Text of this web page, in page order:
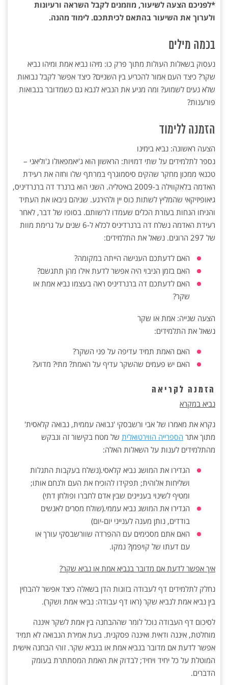
*לפניכם הצעה לשיעור, מוזמנים לקבל השראה ורעיונות
ולערוך את השיעור בהתאם לכיתתכם. לימוד מהנה.
בכמה מילים
נעסוק בשאלות העולות מתוך פרק כו: מיהו נביא אמת ומיהו נביא
שקר? כיצד העם אמור להכריע בין ‏השניים? כיצד אפשר לקבל נבואות
שלא נעים לשמוע? ומה מניע את הנביא לנבא גם כשמדובר בנבואות
‏פורענות?‏
הזמנה ללימוד
הצעה ראשונה: נביא בימינו ‏
נספר לתלמידים על שתי דמויות: הראשון הוא ג'יאמפאולו ג'וליאני –
טכנאי ממכון מחקר שהקים ‏סיסמוגרף במרתף שלו וחזה את רעידת
האדמה בלאקווילה ב-2009 באיטליה. השני הוא ברנרד דה ‏ברנרדיניס,
גיאופיזיקאי שהמליץ לשתות כוס יין ולהירגע. שניהם ניבאו את העתיד
והניחו הנחות בעזרת ‏הכלים שעמדו לרשותם. בסופו של דבר, לאחר
רעידת האדמה נשלח דה ברנרדיניס לכלא ל-6 שנים על ‏גרימת מוות
של 297 הרוגים. נשאל את התלמידים:‏
האם לדעתכם הענישה הייתה במקומה? ‏
האם בזמן הניבוי היה אפשר לדעת אילו מהן תתגשם? ‏
האם לדעתכם דה ברנרדיניס ראה בעצמו נביא אמת או
שקר?‏
הצעה שנייה: אמת או שקר ‏
נשאל את התלמידים:‏
האם האמת תמיד עדיפה על פני השקר? ‏
האם יש פעמים שהשקר עדיף על האמת? מתי? מדוע?‏
הזמנה לקריאה
נביא במקרא
נקרא את מאמרו של אבי ורשבסקי 'נבואה עממית, נבואה קלאסית'
מתוך אתר הספרייה הווירטואלית של ‏מטח בקישור זה ונבקש
מהתלמידים לענות על השאלות ‏האלה:‏
הגדירו את המושג נביא קלאסי.(נשלח בעקבות התגלות
ושליחות אלוהית; תפקידו להוכיח את ‏העם ולנחם אותו;
ומטיף לשינוי בעניינים שבין אדם לחברו ופולחן דתי)‏
הגדירו את המושג נביא עממי.(שולח מסרים לאנשים
בודדים, נותן מענה לענייני יום-יום)‏
האם אתם מסכימים עם ההפרדה שוורשבסקי עורך או
עם דעתו של קויפמן? נמקו.‏
איך אפשר לדעת אם מדובר בנביא אמת או נביא שקר?‏
נחלק לתלמידים דף לעבודה בזוגות הדן בשאלה כיצד אפשר להבחין
בין נביא אמת לנביא שקר (ראו דף ‏עבודה: נביאי אמת ושקר).‏
לסיכום דף העבודה נוכל לומר שההבחנה בין אמת לשקר איננה
מוחלטת, איננה ודאית ואיננה פסקנית. ‏בעת אמירת הנבואה לא תמיד
אפשר לדעת אם מדובר בנביא אמת או בנביא שקר. זוהי הבחנה אישית
‏המוטלת על כל יחיד ויחיד; לבדוק את האמת המסתתרת בעומק
הדברים.‏